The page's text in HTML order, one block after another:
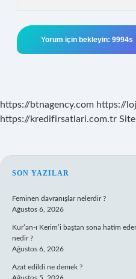
https://btnagency.com https://
https://kredifirsatlari.com.tr
SIDEBAR
SON YAZILAR
Feminen davranışlar nelerdir ?
Ağustos 6, 2026
Kur’an-ı Kerim’i baştan sona hatim
nedir ?
Ağustos 6, 2026
Azat edildi ne demek ?